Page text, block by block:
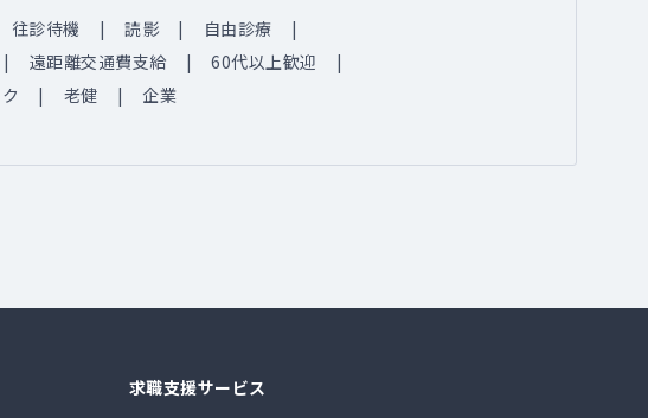
往診待機 読影
自由診療
遠距離交通費支給
60代以上歓迎
老健 企業
求職支援サービス